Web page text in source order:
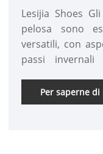
Lesijia Shoes
pelosa sono
versatili, con
passi
Per saperne di